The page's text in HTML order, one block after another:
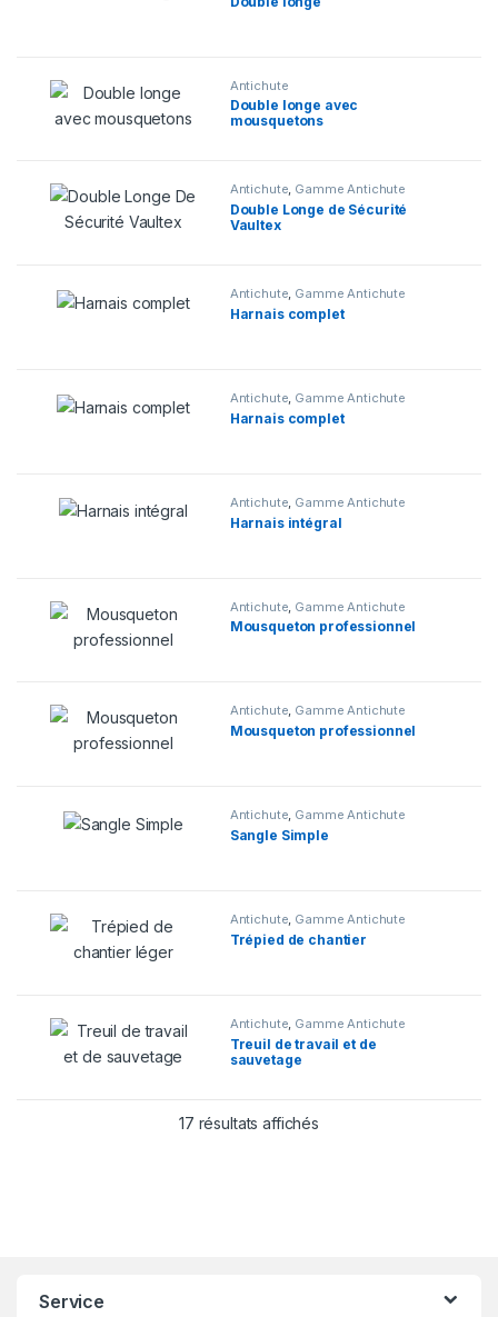
Antichute
Double longe avec
mousquetons
Antichute, Gamme Antichute
Double Longe de Sécurité
Vaultex
Antichute, Gamme Antichute
Harnais complet
Antichute, Gamme Antichute
Harnais complet
Antichute, Gamme Antichute
Harnais intégral
Antichute Gamme Antichute
Mousqueton professionnel
Antichute, Gamme Antichute
Mousqueton professionnel
Antichute, Gamme Antichute
Sangle Simple
Antichute, Gamme Antichute
Trépied de chantier
Antichute Gamme Antichute
Treuil de travail et de
sauvetage
17 résultats affichés
Service